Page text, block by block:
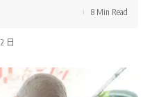
日
8 Min Read